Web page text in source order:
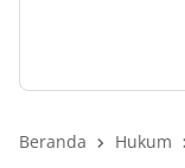
Beranda Hukum